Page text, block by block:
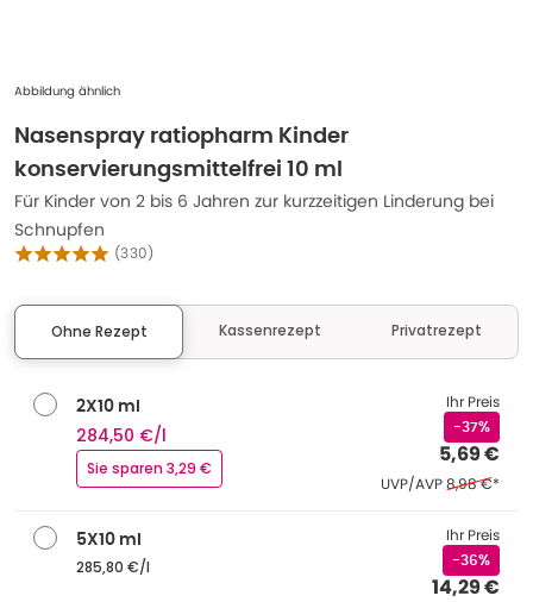
Abbildung ähnlich
Nasenspray ratiopharm Kinder
konservierungsmittelfrei 10 ml
Für Kinder von 2 bis 6 Jahren zur kurzzeitigen Linderung bei
Schnupfen
(330)
Ohne Rezept Kassenrezept Privatrezept
2X10 ml
284,50 €/l
Sie sparen 3,29 €
Ihr Preis
-37%
5,69 €
UVP/AVPEhemaliger
8,98 €*
5X10 ml
285,80 €/l
Ihr Preis
-36%
14,29 €